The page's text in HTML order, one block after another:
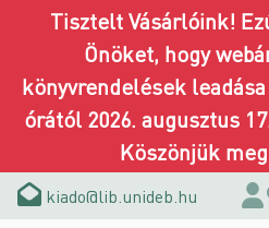
Tisztelt Vásárlóink!
Önöket, hogy
könyvrendelések
órától 2026. augusztus
Köszönjük
kiado@lib.unideb.hu